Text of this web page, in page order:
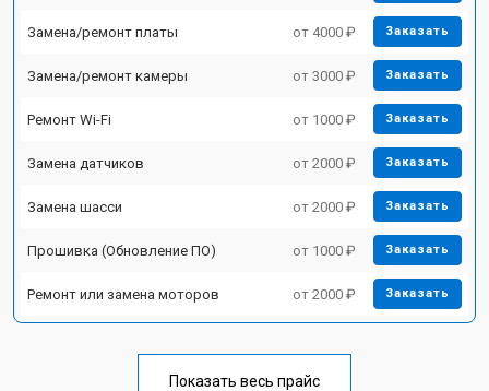
Замена/ремонт платы от 4000 ₽ Заказать
Замена/ремонт камеры от 3000 ₽ Заказать
Ремонт Wi-Fi от 1000 ₽ Заказать
Замена датчиков от 2000 ₽ Заказать
Замена шасси от 2000 ₽ Заказать
Прошивка (Обновление ПО) от 1000 ₽ Заказать
Ремонт или замена моторов от 2000 ₽ Заказать
Показать весь прайс